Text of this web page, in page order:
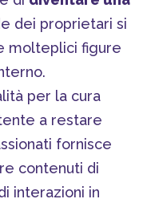
dei proprietari si
molteplici figure
per la cura
a restare
fornisce
contenuti di
interazioni in